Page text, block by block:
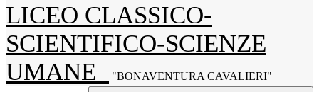
LICEO CLASSICO-
SCIENTIFICO-SCIENZE
UMANE
"BONAVENTURA CAVALIERI"